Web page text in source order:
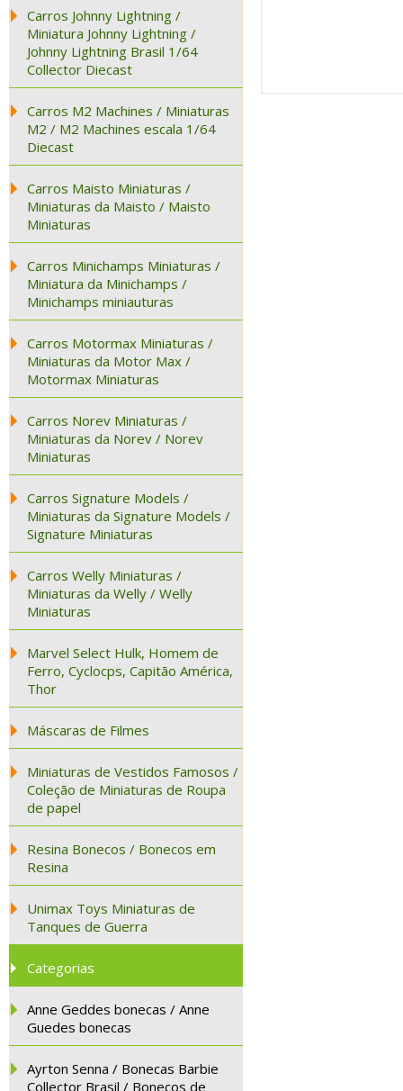
Carros Johnny Lightning /
Miniatura Johnny Lightning /
Johnny Lightning Brasil 1/64
Collector Diecast
Carros M2 Machines / Miniaturas
M2 / M2 Machines escala 1/64
Diecast
Carros Maisto Miniaturas /
Miniaturas da Maisto / Maisto
Miniaturas
Carros Minichamps Miniaturas /
Miniatura da Minichamps /
Minichamps miniauturas
Carros Motormax Miniaturas /
Miniaturas da Motor Max /
Motormax Miniaturas
Carros Norev Miniaturas /
Miniaturas da Norev / Norev
Miniaturas
Carros Signature Models /
Miniaturas da Signature Models /
Signature Miniaturas
Carros Welly Miniaturas /
Miniaturas da Welly / Welly
Miniaturas
Marvel Select Hulk, Homem de
Ferro, Cyclocps, Capitão América,
Thor
Máscaras de Filmes
Miniaturas de Vestidos Famosos /
Coleção de Miniaturas de Roupa
de papel
Resina Bonecos / Bonecos em
Resina
Unimax Toys Miniaturas de
Tanques de Guerra
Categorias
Anne Geddes bonecas / Anne
Guedes bonecas
Ayrton Senna / Bonecas Barbie
Collector Brasil / Bonecos de